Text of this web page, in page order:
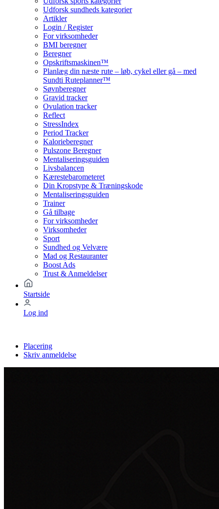
Udforsk sundheds kategorier
Artikler
Login / Register
For virksomheder
BMI beregner
Beregner
Opskriftsmaskinen™
Planlæg din næste rute – løb, cykel eller gå – med
Sundti Ruteplanner™
Søvnberegner
Gravid tracker
Ovulation tracker
Reflect
StressIndex
Period Tracker
Kalorieberegner
Pulszone Beregner
Mentaliseringsguiden
Livsbalancen
Kærestebarometeret
Din Kropstype & Træningskode
Mentaliseringsguiden
Trainer
Gå tilbage
For virksomheder
Virksomheder
Sport
Sundhed og Velvære
Mad og Restauranter
Boost Ads
Trust & Anmeldelser
Startside
Log ind
Placering
Skriv anmeldelse